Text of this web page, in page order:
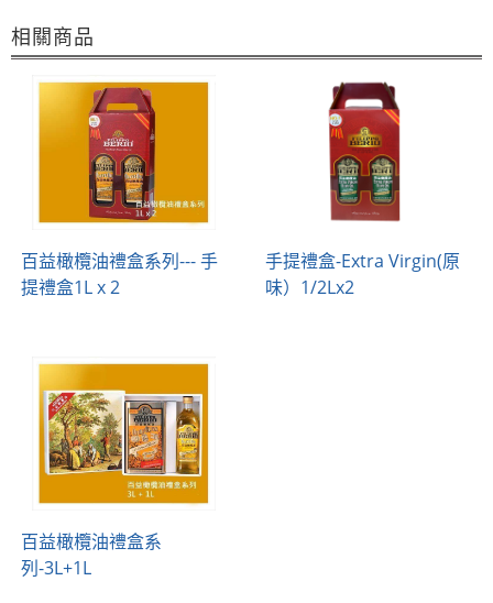
相關商品
百益橄欖油禮盒系列--- 手
提禮盒1L x 2
手提禮盒-Extra Virgin(原
味）1/2Lx2
百益橄欖油禮盒系
列-3L+1L